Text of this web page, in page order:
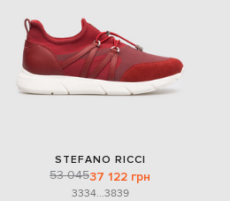
STEFANO RICCI
53 04537 122 грн
3334...3839